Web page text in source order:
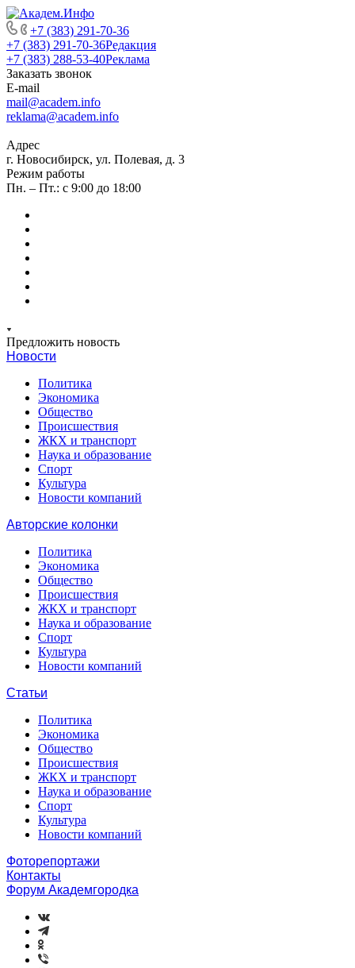
+7 (383) 291-70-36
+7 (383) 291-70-36Редакция
+7 (383) 288-53-40Реклама
Заказать звонок
E-mail
mail@academ.info
reklama@academ.info
Адрес
г. Новосибирск, ул. Полевая, д. 3
Режим работы
Пн. – Пт.: с 9:00 до 18:00
Предложить новость
Новости
Политика
Экономика
Общество
Происшествия
ЖКХ и транспорт
Наука и образование
Спорт
Культура
Новости компаний
Авторские колонки
Политика
Экономика
Общество
Происшествия
ЖКХ и транспорт
Наука и образование
Спорт
Культура
Новости компаний
Статьи
Политика
Экономика
Общество
Происшествия
ЖКХ и транспорт
Наука и образование
Спорт
Культура
Новости компаний
Фоторепортажи
Контакты
Форум Академгородка